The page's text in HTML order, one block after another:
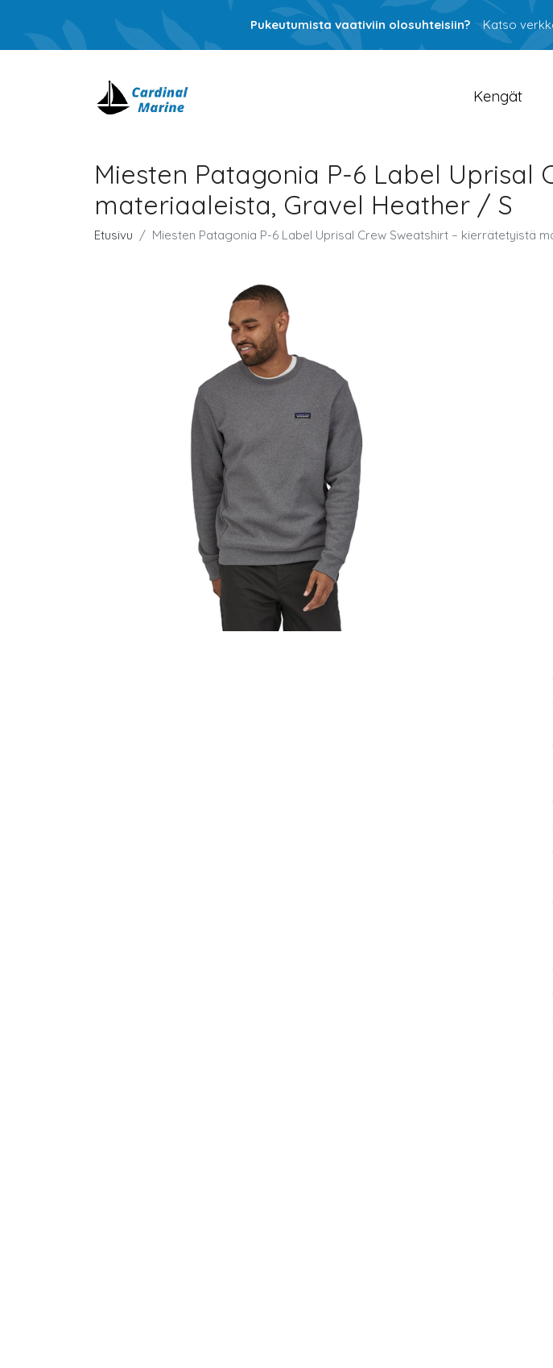
Pukeutumista vaativiin olosuhteisiin? Katso
Kengät
Miesten Patagonia P-6 Label Uprisal
materiaaleista, Gravel Heather / S
Etusivu Miesten Patagonia P-6 Label Uprisal Crew Sweatshirt – kierrätetyistä